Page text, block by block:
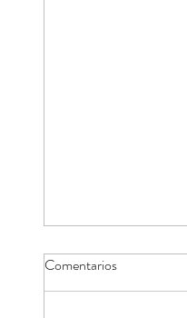
Comentarios